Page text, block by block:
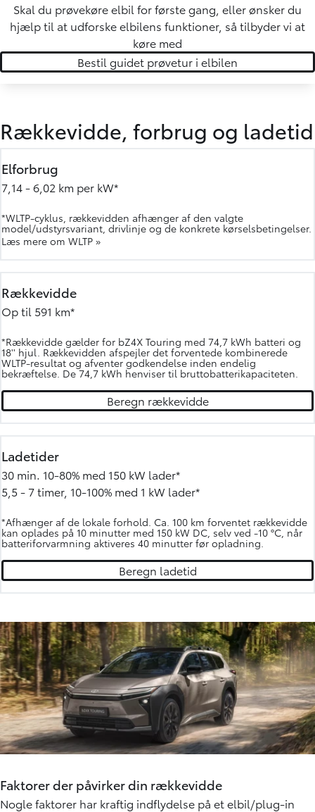
Skal du prøvekøre elbil for første gang, eller ønsker du
hjælp til at udforske elbilens funktioner, så tilbyder vi at
køre med
Bestil guidet prøvetur i elbilen
Rækkevidde, forbrug og ladetid
Elforbrug
7,14 - 6,02 km per kW*
*WLTP-cyklus, rækkevidden afhænger af den valgte
model/udstyrsvariant, drivlinje og de konkrete kørselsbetingelser.
Læs mere om WLTP »
Rækkevidde
Op til 591 km*
*Rækkevidde gælder for bZ4X Touring med 74,7 kWh batteri og
18'' hjul. Rækkevidden afspejler det forventede kombinerede
WLTP-resultat og afventer godkendelse inden endelig
bekræftelse. De 74,7 kWh henviser til bruttobatterikapaciteten.
Beregn rækkevidde
Ladetider
30 min. 10-80% med 150 kW lader*
5,5 - 7 timer, 10-100% med 1 kW lader*
*Afhænger af de lokale forhold. Ca. 100 km forventet rækkevidde
kan oplades på 10 minutter med 150 kW DC, selv ved -10 °C, når
batteriforvarmning aktiveres 40 minutter før opladning.
Beregn ladetid
Faktorer der påvirker din rækkevidde
Nogle faktorer har kraftig indflydelse på et elbil/plug-in